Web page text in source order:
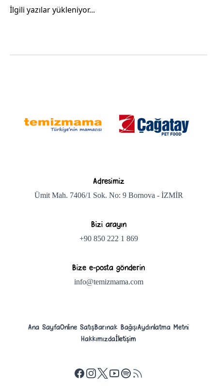
İlgili yazılar yükleniyor...
Adresimiz
Ümit Mah. 7406/1 Sok. No: 9 Bornova - İZMİR
Bizi arayın
+90 850 222 1 869
Bize e-posta gönderin
info@temizmama.com
Ana SayfaOnline SatışBarınak BağışıAydınlatma Metni
Hakkımızdaİletişim
Facebook
İnstagram
X YoutubeSpotify Podcast